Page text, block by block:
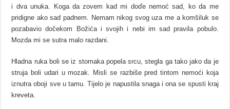
i dva unuka. Koga da zovem kad mi doďe nemoć sad, ko da me
pridigne ako sad padnem. Nemam nikog svog uza me a komšiluk se
pozabavio dočekom Božića i svojih i nebi im sad pravila pobulo.
Mozda mi se sutra malo razdani.
Hladna ruka boli se iz stomaka popela srcu, stegla ga tako jako da je
struja boli udari u mozak. Misli se razbiše pred tintom nemoći koja
iznutra oboji sve u tamu. Tijelo je napustila snaga i ona se spusti kraj
kreveta.